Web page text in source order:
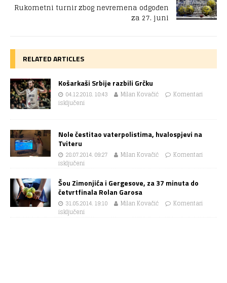
Rukometni turnir zbog nevremena odgođen
za 27. juni
RELATED ARTICLES
Košarkaši Srbije razbili Grčku
04.12.2018. 10:43 Milan Kovačić
Komentari
isključeni
Nole čestitao vaterpolistima, hvalospjevi na
Tviteru
28.07.2014. 09:27 Milan Kovačić
Komentari
isključeni
Šou Zimonjića i Gergesove, za 37 minuta do
četvrtfinala Rolan Garosa
31.05.2014. 19:10 Milan Kovačić
Komentari
isključeni